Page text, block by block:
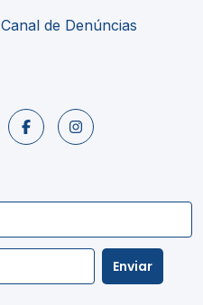
Canal de Denúncias
Enviar